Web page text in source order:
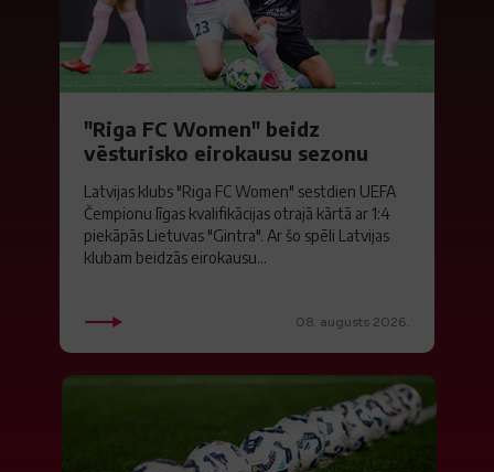
"Riga FC Women" beidz
vēsturisko eirokausu sezonu
Latvijas klubs "Riga FC Women" sestdien UEFA
Čempionu līgas kvalifikācijas otrajā kārtā ar 1:4
piekāpās Lietuvas "Gintra". Ar šo spēli Latvijas
klubam beidzās eirokausu...
08. augusts 2026.